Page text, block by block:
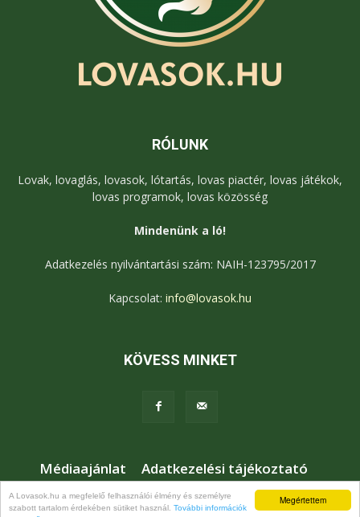
Megértettem
A Lovasok.hu a megfelelő felhasználói élmény és személyre
szabott tartalom érdekében sütiket használ. További információk
RÓLUNK
Lovak, lovaglás, lovasok, lótartás, lovas piactér, lovas játékok,
lovas programok, lovas közösség
Mindenünk a ló!
Adatkezelés nyilvántartási szám: NAIH-123795/2017
Kapcsolat: info@lovasok.hu
KÖVESS MINKET
Médiaajánlat
Adatkezelési tájékoztató
Jogi nyilatkozat
Karrier Kapcsolat